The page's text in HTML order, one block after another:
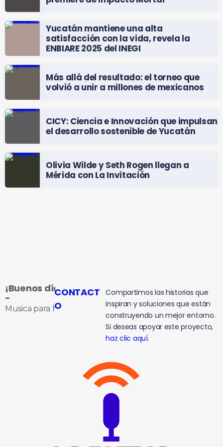
Yucatán mantiene una alta
satisfacción con la vida, revela la
ENBIARE 2025 del INEGI
Más allá del resultado: el torneo que
volvió a unir a millones de mexicanos
CICY: Ciencia e Innovación que impulsan
el desarrollo sostenible de Yucatán
Olivia Wilde y Seth Rogen llegan a
Mérida con La Invitación
¡Buenos días!
-
Musica para hacerte compañía
CONTACT
O
Compartimos las historias que
inspiran y soluciones que están
construyendo un mejor entorno.
Si deseas apoyar este proyecto,
haz clic aquí.